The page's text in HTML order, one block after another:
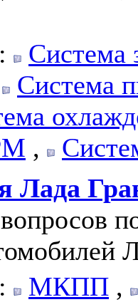
:
Система
Система
,
Лада
: МКПП ,